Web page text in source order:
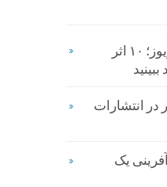
بهترین فیلم های کیانو ریوز؛ ۱۰ اثر
در انتشارات
یک